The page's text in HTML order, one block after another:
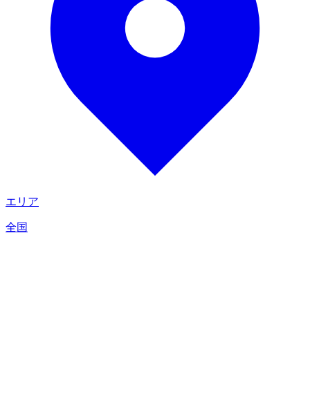
エリア
全国